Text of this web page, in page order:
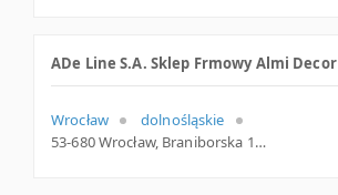
ADe Line S.A. Sklep Frmowy Almi Decor
Wrocław
dolnośląskie
53-680 Wrocław, Braniborska 14, woj. Dolnośląskie, pow. Wrocław, gm. Wrocław